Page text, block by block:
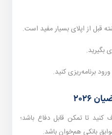
قبل از اپلای بسیار مفید است.
بگیرید.
برنامه‌ریزی کنید.
کنید تا تمکن قابل دفاع باشد؛
بانکی هم‌خوان باشد.